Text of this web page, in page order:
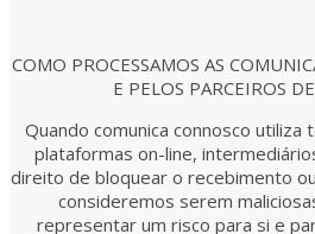
COMO PROCESSAMOS AS
E PELOS PARCEIROS
Quando comunica connosco
plataformas on-line,
direito de bloquear o recebimento
consideremos serem
representar um risco para si e